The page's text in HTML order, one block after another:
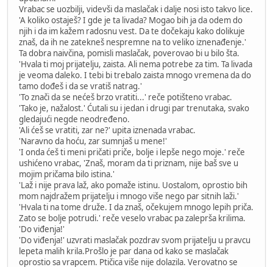
Vrabac se uozbilji, videvši da maslačak i dalje nosi isto takvo lice.
'A koliko ostaješ? I gde je ta livada? Mogao bih ja da odem do
njih i da im kažem radosnu vest. Da te dočekaju kako dolikuje
znaš, da ih ne zatekneš nespremne na to veliko iznenađenje.'
Ta dobra naivčina, pomisli maslačak, poverovao bi u bilo šta.
'Hvala ti moj prijatelju, zaista. Ali nema potrebe za tim. Ta livada
je veoma daleko. I tebi bi trebalo zaista mnogo vremena da do
tamo dođeš i da se vratiš natrag.'
'To znači da se nećeš brzo vratiti...' reče potišteno vrabac.
'Tako je, nažalost.' Ćutali su i jedan i drugi par trenutaka, svako
gledajući negde neodređeno.
'Ali ćeš se vratiti, zar ne?' upita iznenada vrabac.
'Naravno da hoću, zar sumnjaš u mene!'
'I onda ćeš ti meni pričati priče, bolje i lepše nego moje.' reče
ushićeno vrabac, 'Znaš, moram da ti priznam, nije baš sve u
mojim pričama bilo istina.'
'Laž i nije prava laž, ako pomaže istinu. Uostalom, oprostio bih
mom najdražem prijatelju i mnogo više nego par sitnih laži.'
'Hvala ti na tome druže. I da znaš, očekujem mnogo lepih priča.
Zato se bolje potrudi.' reče veselo vrabac pa zaleprša krilima.
'Do viđenja!'
'Do viđenja!' uzvrati maslačak pozdrav svom prijatelju u pravcu
lepeta malih krila.Prošlo je par dana od kako se maslačak
oprostio sa vrapcem. Ptičica više nije dolazila. Verovatno se